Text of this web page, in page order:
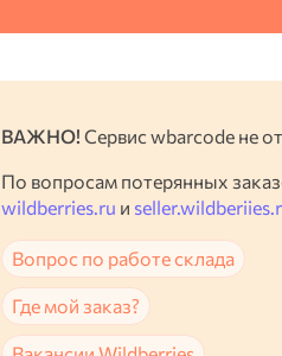
ВАЖНО! Сервис wbarcode не
По вопросам потерянных
wildberries.ru и
Вопрос по работе склада
Где мой заказ?